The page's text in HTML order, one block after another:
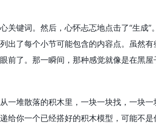
关键词。然后，心怀忐忑地点击了“生成
了每个小节可能包含的内容点。虽然有
前了。那一瞬间，那种感觉就像是在黑
一堆散落的积木里，一块一块找，一块
给你一个已经搭好的积木模型，可能不